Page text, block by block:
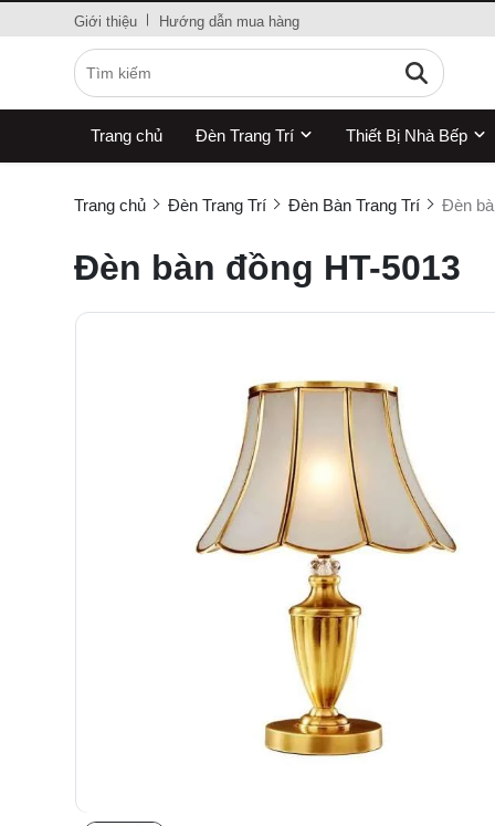
Giới thiệu Hướng dẫn mua hàng
Trang chủ Đèn Trang Trí Thiết Bị Nhà Bếp
Trang chủ Đèn Trang Trí Đèn Bàn Trang Trí Đèn
Đèn bàn đồng HT-5013